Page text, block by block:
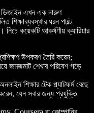
ডিজাইন এখন এক দারুণ
শিক্ষাব্যবস্থার ধরন পাল্টে
নিচে কয়েকটি আকর্ষণীয় ক্যারিয়ার
উপকরণ তৈরি করেন;
জমজমাট শেখার পরিবেশ গড়ে
শিক্ষার টেক প্ল্যাটফর্ম বেছে
যেন সবার জন্য প্রযুক্তি